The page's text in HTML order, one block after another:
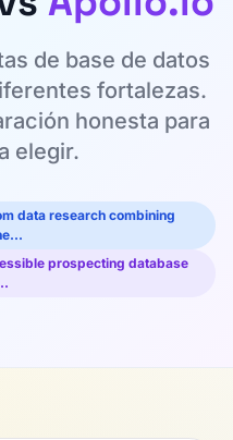
de base de datos
fortalezas.
honesta para
elegir.
data research combining
prospecting database